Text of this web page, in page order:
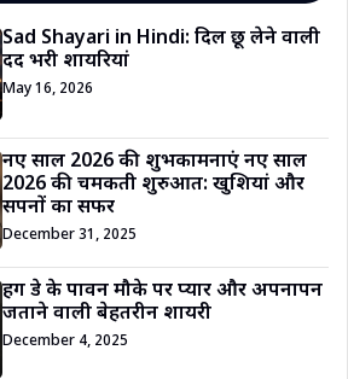
Sad Shayari in Hindi: दिल छू लेने वाली
दर्द भरी शायरियां
May 16, 2026
नए साल 2026 की शुभकामनाएं नए साल
2026 की चमकती शुरुआत: खुशियां और
सपनों का सफर
December 31, 2025
हग डे के पावन मौके पर प्यार और अपनापन
जताने वाली बेहतरीन शायरी
December 4, 2025